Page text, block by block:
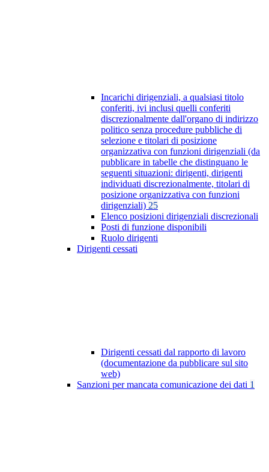
Incarichi dirigenziali, a qualsiasi titolo
conferiti, ivi inclusi quelli conferiti
discrezionalmente dall'organo di indirizzo
politico senza procedure pubbliche di
selezione e titolari di posizione
organizzativa con funzioni dirigenziali (da
pubblicare in tabelle che distinguano le
seguenti situazioni: dirigenti, dirigenti
individuati discrezionalmente, titolari di
posizione organizzativa con funzioni
dirigenziali) 25
Elenco posizioni dirigenziali discrezionali
Posti di funzione disponibili
Ruolo dirigenti
Dirigenti cessati
Dirigenti cessati dal rapporto di lavoro
(documentazione da pubblicare sul sito
web)
Sanzioni per mancata comunicazione dei dati 1